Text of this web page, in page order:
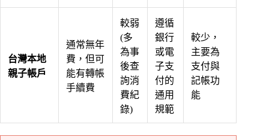
台灣本地
親子帳戶
通常無年
費，但可
能有轉帳
手續費
較弱
(多
為事
後查
詢消
費紀
錄)
遵循
銀行
或電
子支
付的
通用
規範
較少，
主要為
支付與
記帳功
能